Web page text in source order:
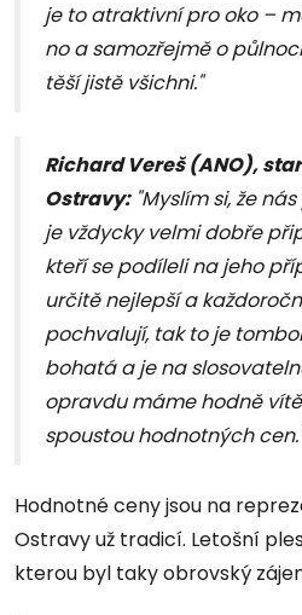
je to atraktivní pro oko –
no a samozřejmě o
těší jistě všichni."
Richard Vereš (ANO),
Ostravy:"Myslím si, že
je vždycky velmi dobře
kteří se podíleli na jeho
určitě nejlepší a
pochvalují, tak to je
bohatá a je na
opravdu máme hodně
spoustou hodnotných
Hodnotné ceny jsou na
Ostravy už tradicí. Letošní
kterou byl taky obrovský